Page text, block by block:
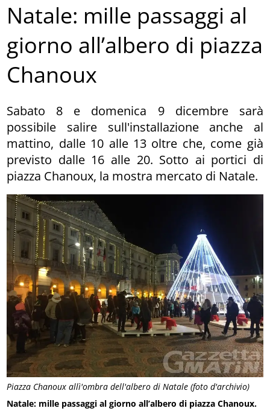
Piazza Chanoux allì'ombra dell'albero di Natale (foto d'archivio)
Natale: mille passaggi al
giorno all’albero di piazza
Chanoux
Sabato 8 e domenica 9 dicembre sarà
possibile salire sull'installazione anche al
mattino, dalle 10 alle 13 oltre che, come già
previsto dalle 16 alle 20. Sotto ai portici di
piazza Chanoux, la mostra mercato di Natale.
Natale: mille passaggi al giorno all’albero di piazza Chanoux.